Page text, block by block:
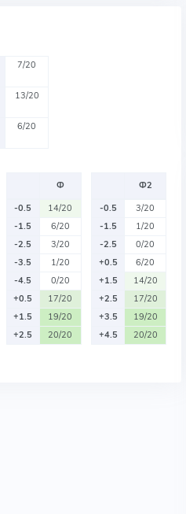
7/20
13/20
6/20
Ф
-0.5
14/20
-1.5
6/20
-2.5
3/20
-3.5
1/20
-4.5
0/20
+0.5
17/20
+1.5
19/20
+2.5
20/20
Ф2
-0.5
3/20
-1.5
1/20
-2.5
0/20
+0.5
6/20
+1.5
14/20
+2.5
17/20
+3.5
19/20
+4.5
20/20